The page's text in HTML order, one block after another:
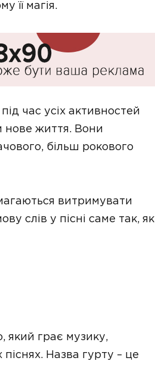
її магія.
час усіх активностей
нове життя. Вони
більш рокового
витримувати
слів у пісні саме так, як
який грає музику,
Назва гурту – це